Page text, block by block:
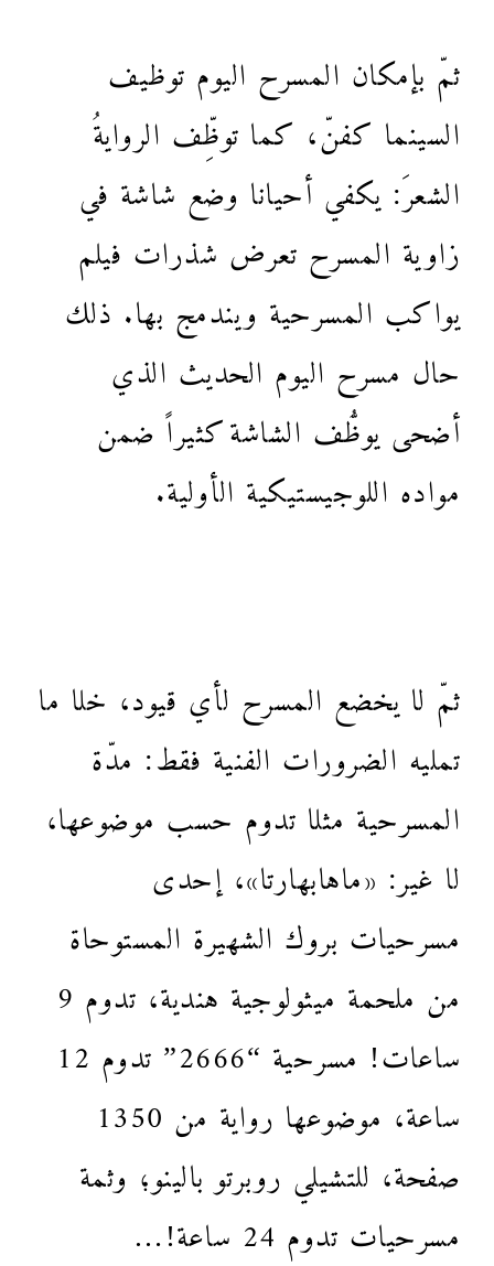
ثمّ بإمكان المسرح اليوم توظيف
السينما كفنّ، كما توظِّف الروايةُ
الشعرَ: يكفي أحيانا وضع شاشة في
زاوية المسرح تعرض شذرات فيلم
يواكب المسرحية ويندمج بها. ذلك
حال مسرح اليوم الحديث الذي
أضحى يوظُّف الشاشة كثيراً ضمن
مواده اللوجيستيكية الأولية.
ثمّ لا يخضع المسرح لأي قيود، خلا ما
تمليه الضرورات الفنية فقط: مدّة
المسرحية مثلا تدوم حسب موضوعها،
لا غير: «ماهابهارتا»، إحدى
مسرحيات بروك الشهيرة المستوحاة
من ملحمة ميثولوجية هندية، تدوم 9
ساعات! مسرحية “2666” تدوم 12
ساعة، موضوعها رواية من 1350
صفحة، للتشيلي روبرتو بالينو؛ وثمة
مسرحيات تدوم 24 ساعة!…